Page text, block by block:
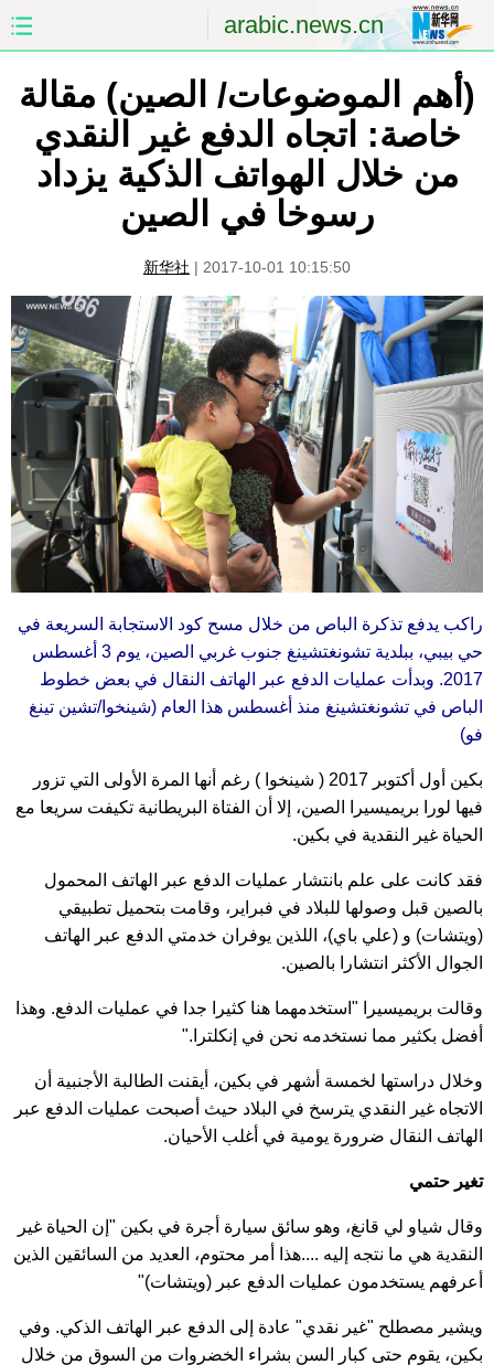
arabic.news.cn
الصين الصفحة الأولى
الشرق الأوسط العالم
الاقتصاد الصين والعالم العربي
الرياضة السياحة والبيئة
مؤتمر صحفى للخارجية الصور
(أهم الموضوعات/ الصين) مقالة
خاصة: اتجاه الدفع غير النقدي
من خلال الهواتف الذكية يزداد
رسوخا في الصين
新华社 | 2017-10-01 10:15:50
راكب يدفع تذكرة الباص من خلال مسح كود الاستجابة السريعة في
حي بيبي، ببلدية تشونغتشينغ جنوب غربي الصين، يوم 3 أغسطس
2017. وبدأت عمليات الدفع عبر الهاتف النقال في بعض خطوط
الباص في تشونغتشينغ منذ أغسطس هذا العام (شينخوا/تشين تينغ
فو)
بكين أول أكتوبر 2017 ( شينخوا ) رغم أنها المرة الأولى التي تزور
فيها لورا بريميسيرا الصين، إلا أن الفتاة البريطانية تكيفت سريعا مع
الحياة غير النقدية في بكين.
فقد كانت على علم بانتشار عمليات الدفع عبر الهاتف المحمول
بالصين قبل وصولها للبلاد في فبراير، وقامت بتحميل تطبيقي
(ويتشات) و (علي باي)، اللذين يوفران خدمتي الدفع عبر الهاتف
الجوال الأكثر انتشارا بالصين.
وقالت بريميسيرا "استخدمهما هنا كثيرا جدا في عمليات الدفع. وهذا
أفضل بكثير مما نستخدمه نحن في إنكلترا."
وخلال دراستها لخمسة أشهر في بكين، أيقنت الطالبة الأجنبية أن
الاتجاه غير النقدي يترسخ في البلاد حيث أصبحت عمليات الدفع عبر
الهاتف النقال ضرورة يومية في أغلب الأحيان.
تغير حتمي
وقال شياو لي قانغ، وهو سائق سيارة أجرة في بكين "إن الحياة غير
النقدية هي ما نتجه إليه ....هذا أمر محتوم، العديد من السائقين الذين
أعرفهم يستخدمون عمليات الدفع عبر (ويتشات)"
ويشير مصطلح "غير نقدي" عادة إلى الدفع عبر الهاتف الذكي. وفي
بكين، يقوم حتى كبار السن بشراء الخضروات من السوق من خلال